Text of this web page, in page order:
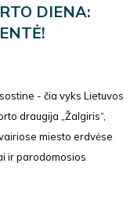
DIENA:
- čia vyks Lietuvos
draugija „Žalgiris“,
miesto erdvėse
ir parodomosios